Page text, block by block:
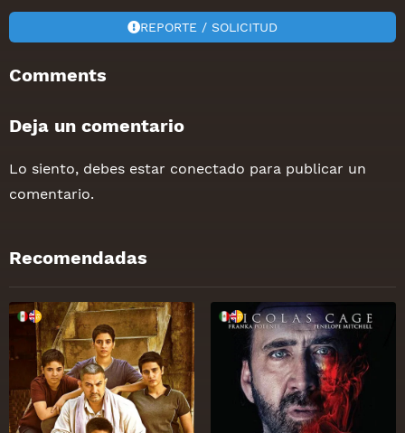
REPORTE / SOLICITUD
Comments
Deja un comentario
Lo siento, debes estar conectado para publicar un
comentario.
Recomendadas